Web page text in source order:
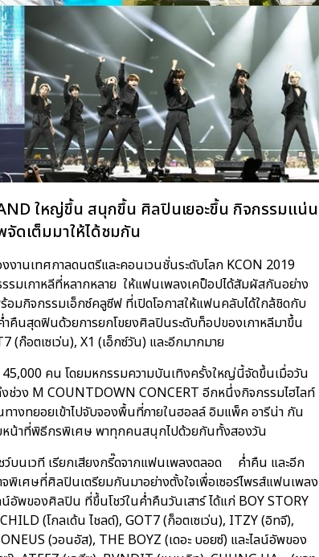
ใหญ่ขึ้น สนุกขึ้น ศิลปินเยอะขึ้น กิจกรรมแน่น
ดเต็มมาให้ได้ชมกัน
านเทศกาลดนตรีและคอนเวนชั่นระดับโลก KCON 2019
มเกาหลีที่หลากหลาย ให้แฟนเพลงเคป็อปได้สัมผัสกันอย่าง
กิจกรรมเอ็กซ์คลูซีฟ ที่เปิดโอกาสให้แฟนคลับได้ใกล้ชิดกับ
คืนสุดฟินด้วยการยกโขยงศิลปินระดับท็อปของเกาหลีมาขึ้น
ก๊อตเซเว่น), X1 (เอ็กซ์วัน) และอีกมากมาย
คน โดยมหกรรมความบันเทิงครั้งใหญ่นี้จัดขึ้นเมื่อวัน
ช่วง M COUNTDOWN CONCERT อีกหนึ่งกิจกรรมไฮไลท์
างทยอยเข้าไปจับจองพื้นที่ภายในฮอลล์ อิมแพ็ค อารีน่า กัน
น้าที่พิธีกรพิเศษ พาทุกคนสนุกไปด้วยกันทั้งสองวัน
นเวที เรียกเสียงกรี๊ดจากแฟนเพลงตลอด ค่ำคืน และอีก
เศษที่ศิลปินเตรียมกันมาอย่างตั้งใจเพื่อเซอร์ไพรส์แฟนเพลง
พของศิลปิน ที่ขึ้นโชว์ในค่ำคืนวันเสาร์ ได้แก่ BOY STORY
(โกลเด้น ไชลด์), GOT7 (ก็อตเซเว่น), ITZY (อิทจี),
(วอนอัส), THE BOYZ (เดอะ บอยซ์) และไลน์อัพของ